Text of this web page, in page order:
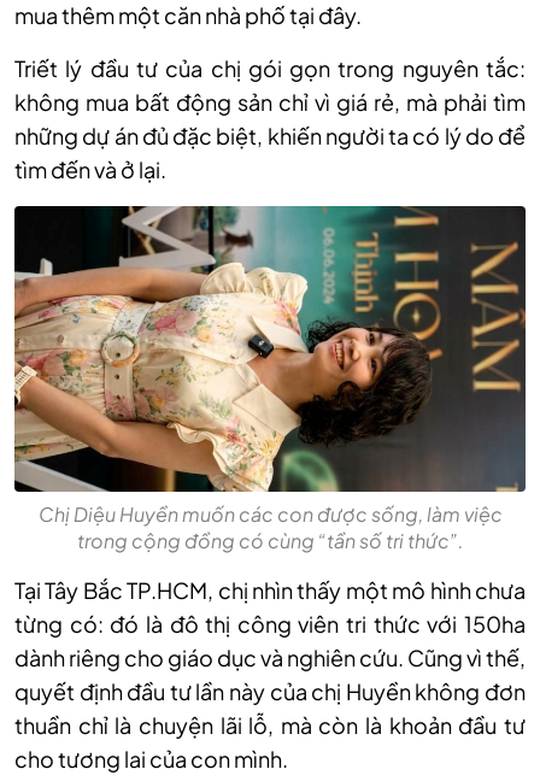
mua thêm một căn nhà phố tại đây.
Triết lý đầu tư của chị gói gọn trong nguyên tắc:
không mua bất động sản chỉ vì giá rẻ, mà phải tìm
những dự án đủ đặc biệt, khiến người ta có lý do để
tìm đến và ở lại.
Chị Diệu Huyền muốn các con được sống, làm việc
trong cộng đồng có cùng “tần số tri thức”.
Tại Tây Bắc TP.HCM, chị nhìn thấy một mô hình chưa
từng có: đó là đô thị công viên tri thức với 150ha
dành riêng cho giáo dục và nghiên cứu. Cũng vì thế,
quyết định đầu tư lần này của chị Huyền không đơn
thuần chỉ là chuyện lãi lỗ, mà còn là khoản đầu tư
cho tương lai của con mình.